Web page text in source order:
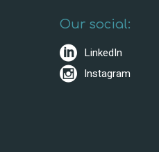
Our social:
LinkedIn
Instagram